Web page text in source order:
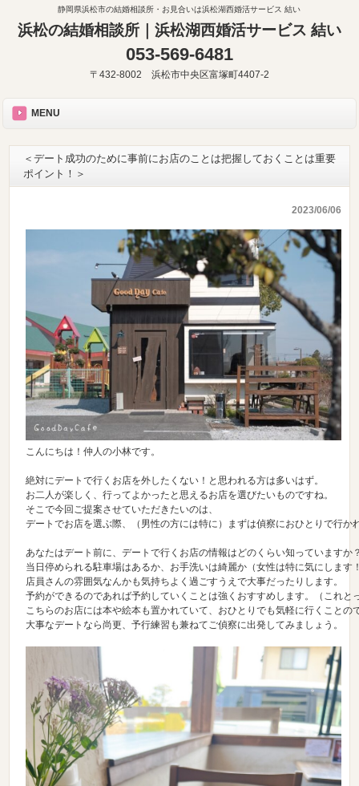
静岡県浜松市の結婚相談所・お見合いは浜松湖西婚活サービス 結い
浜松の結婚相談所｜浜松湖西婚活サービス 結い
053-569-6481
〒432-8002 浜松市中央区富塚町4407-2
MENU
＜デート成功のために事前にお店のことは把握しておくことは重要
ポイント！＞
2023/06/06
こんにちは！仲人の小林です。
絶対にデートで行くお店を外したくない！と思われる方は多いはず。
お二人が楽しく、行ってよかったと思えるお店を選びたいものですね。
そこで今回ご提案させていただきたいのは、
デートでお店を選ぶ際、（男性の方には特に）まずは偵察におひとりで行
あなたはデート前に、デートで行くお店の情報はどのくらい知っていますか
当日停められる駐車場はあるか、お手洗いは綺麗か（女性は特に気にします
店員さんの雰囲気なんかも気持ちよく過ごすうえで大事だったりします。
予約ができるのであれば予約していくことは強くおすすめします。（これと
こちらのお店には本や絵本も置かれていて、おひとりでも気軽に行くことの
大事なデートなら尚更、予行練習も兼ねてご偵察に出発してみましょう。